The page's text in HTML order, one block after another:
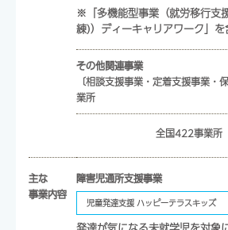
※「多機能型事業（就労移行支
練)）ディーキャリアワーク」
その他関連事業
〔相談支援事業・定着支援事業・
業所
全国422事業所
主な
事業内容
障害児通所支援事業
児童発達支援 ハッピーテラスキッズ